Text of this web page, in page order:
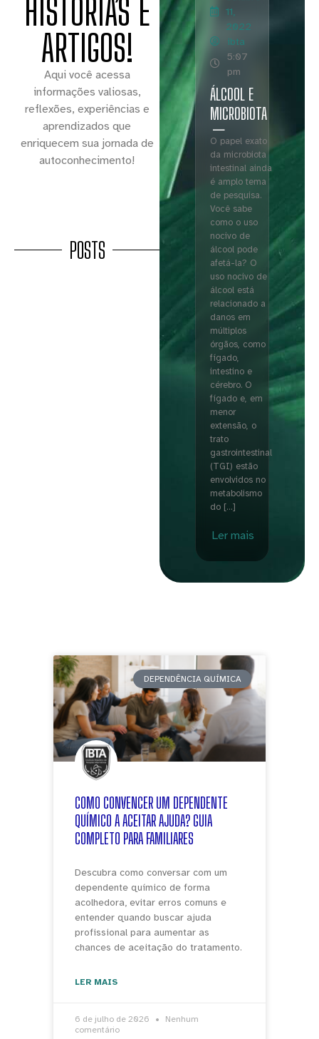
HISTÓRIAS E
ARTIGOS!
Aqui você acessa
informações valiosas,
reflexões, experiências e
aprendizados que
enriquecem sua jornada de
autoconhecimento!
POSTS
11,
2022
ibta
5:07
pm
ÁLCOOL E
MICROBIOTA
O papel exato
da microbiota
intestinal ainda
é amplo tema
de pesquisa.
Você sabe
como o uso
nocivo de
álcool pode
afetá-la? O
uso nocivo de
álcool está
relacionado a
danos em
múltiplos
órgãos, como
fígado,
intestino e
cérebro. O
fígado e, em
menor
extensão, o
trato
gastrointestinal
(TGI) estão
envolvidos no
metabolismo
do […]
Ler mais
DEPENDÊNCIA QUÍMICA
COMO CONVENCER UM DEPENDENTE
QUÍMICO A ACEITAR AJUDA? GUIA
COMPLETO PARA FAMILIARES
Descubra como conversar com um
dependente químico de forma
acolhedora, evitar erros comuns e
entender quando buscar ajuda
profissional para aumentar as
chances de aceitação do tratamento.
LER MAIS
6 de julho de 2026
Nenhum
comentário